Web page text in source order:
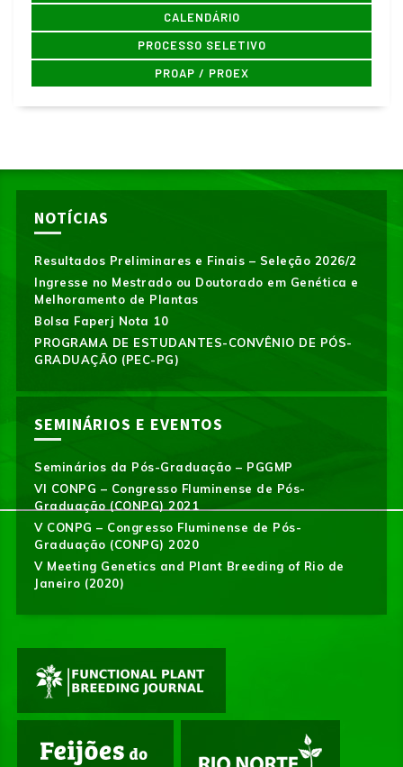
CALENDÁRIO
PROCESSO SELETIVO
PROAP / PROEX
NOTÍCIAS
Resultados Preliminares e Finais – Seleção 2026/2
Ingresse no Mestrado ou Doutorado em Genética e
Melhoramento de Plantas
Bolsa Faperj Nota 10
PROGRAMA DE ESTUDANTES-CONVÊNIO DE PÓS-
GRADUAÇÃO (PEC-PG)
SEMINÁRIOS E EVENTOS
Seminários da Pós-Graduação – PGGMP
VI CONPG – Congresso Fluminense de Pós-
Graduação (CONPG) 2021
V CONPG – Congresso Fluminense de Pós-
Graduação (CONPG) 2020
V Meeting Genetics and Plant Breeding of Rio de
Janeiro (2020)